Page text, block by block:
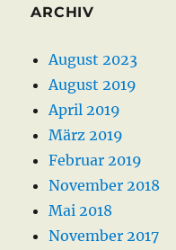
ARCHIV
August 2023
August 2019
April 2019
März 2019
Februar 2019
November 2018
Mai 2018
November 2017